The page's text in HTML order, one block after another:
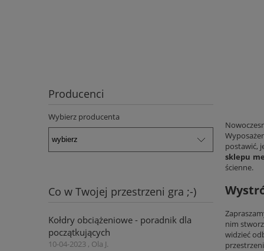
Producenci
Wybierz producenta
Co w Twojej przestrzeni gra ;-)
Kołdry obciążeniowe - poradnik dla
początkujących
10-04-2023 , Ola J.
postawić,
sklepu
ścienne.
nim
widzieć